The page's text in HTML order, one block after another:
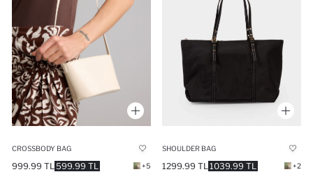
CROSSBODY BAG
599.99 TL
999.99 TL +5
SHOULDER BAG
1039.99 TL
1299.99 TL +2